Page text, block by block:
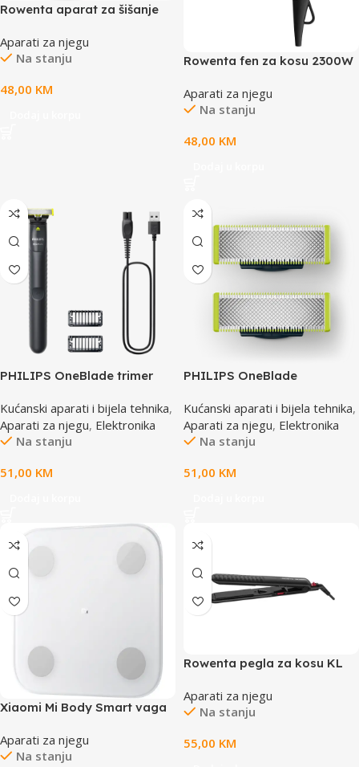
Rowenta aparat za šišanje
Aparati za njegu
Na stanju
48,00 KM
Rowenta fen za kosu 2300W
Aparati za njegu
Na stanju
48,00 KM
PHILIPS OneBlade trimer
Kućanski aparati i bijela tehnika,
Aparati za njegu, Elektronika
Na stanju
51,00 KM
PHILIPS OneBlade
Kućanski aparati i bijela tehnika,
Aparati za njegu, Elektronika
Na stanju
51,00 KM
Xiaomi Mi Body Smart vaga
display13 measurable
features;Body balance test
Aparati za njegu
Na stanju
Rowenta pegla za kosu KL
Aparati za njegu
Na stanju
55,00 KM